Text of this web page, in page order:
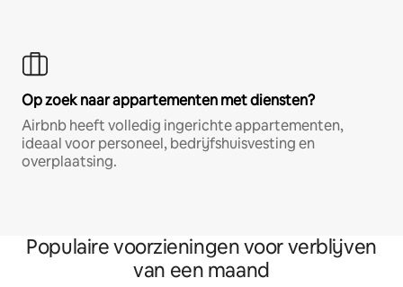
Op zoek naar appartementen met diensten?
Airbnb heeft volledig ingerichte appartementen,
ideaal voor personeel, bedrijfshuisvesting en
overplaatsing.
Populaire voorzieningen voor verblijven
van een maand